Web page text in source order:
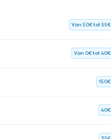
Van 50€ tot 55€
Van 0€ tot 40€
150€
40€